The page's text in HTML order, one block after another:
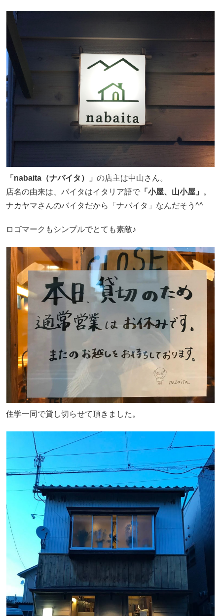
「nabaita（ナバイタ）」 の店主は中山さん。
店名の由来は、バイタはイタリア語で「小屋、山小屋」
。
ナカヤマさんのバイタだから「ナバイタ」なんだそう^^
ロゴマークもシンプルでとても素敵♪
住学一同で貸し切らせて頂きました。